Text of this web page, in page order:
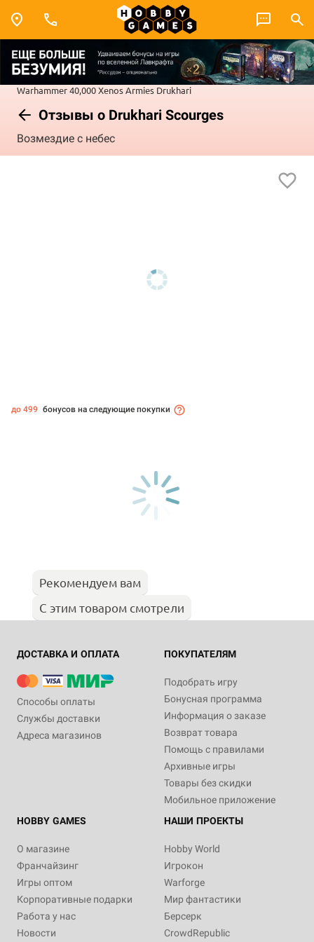
Warhammer 40,000Xenos Armies Drukhari
Отзывы о Drukhari Scourges
Возмездие с небес
до 499 бонусов на следующие покупки
Рекомендуем вам
С этим товаром смотрели
ДОСТАВКА И ОПЛАТА
Способы оплаты
Службы доставки
Адреса магазинов
ПОКУПАТЕЛЯМ
Подобрать игру
Бонусная программа
Информация о заказе
Возврат товара
Помощь с правилами
Архивные игры
Товары без скидки
Мобильное приложение
HOBBY GAMES
О магазине
Франчайзинг
Игры оптом
Корпоративные подарки
Работа у нас
Новости
НАШИ ПРОЕКТЫ
Hobby World
Игрокон
Warforge
Мир фантастики
Берсерк
CrowdRepublic